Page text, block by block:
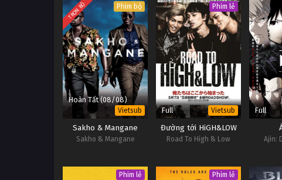
TRỌN BỘ Phim bộ
Hoàn Tất (08/08)
Vietsub
Sakho & Mangane
Sakho & Mangane
Phim lẻ
Full Vietsub
Đường tới HiGH&LOW
Road To High & Low
Full
Ajin:
Phim lẻ
Phim lẻ